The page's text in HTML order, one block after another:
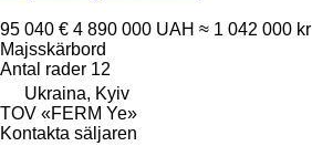
95 040 € 4 890 000 UAH ≈ 1 042 000 kr
Majsskärbord
Antal rader 12
Ukraina, Kyiv
TOV «FERM Ye»
Kontakta säljaren